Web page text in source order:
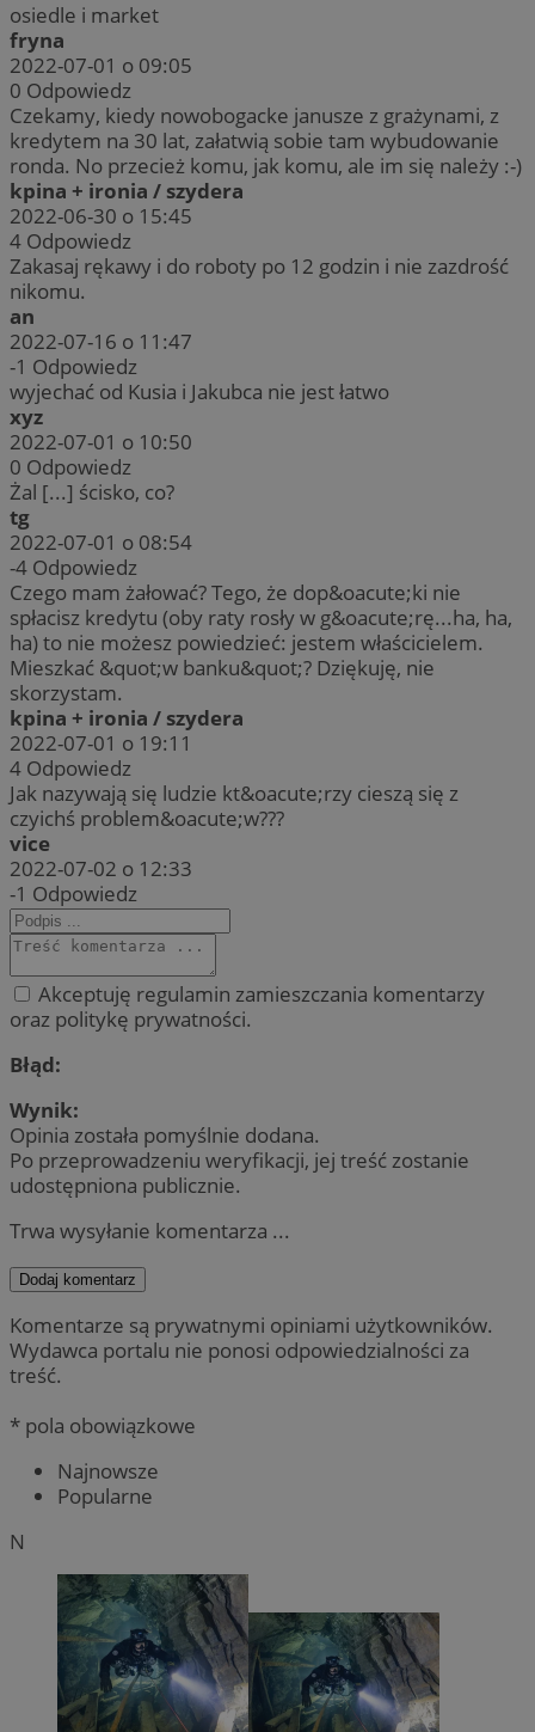
osiedle i market
fryna
2022-07-01 o 09:05
0 Odpowiedz
Czekamy, kiedy nowobogacke janusze z grażynami, z
kredytem na 30 lat, załatwią sobie tam wybudowanie
ronda. No przecież komu, jak komu, ale im się należy :-)
kpina + ironia / szydera
2022-06-30 o 15:45
4 Odpowiedz
Zakasaj rękawy i do roboty po 12 godzin i nie zazdrość
nikomu.
an
2022-07-16 o 11:47
-1 Odpowiedz
wyjechać od Kusia i Jakubca nie jest łatwo
xyz
2022-07-01 o 10:50
0 Odpowiedz
Żal [...] ścisko, co?
tg
2022-07-01 o 08:54
-4 Odpowiedz
Czego mam żałować? Tego, że dop&oacute;ki nie
spłacisz kredytu (oby raty rosły w g&oacute;rę...ha, ha,
ha) to nie możesz powiedzieć: jestem właścicielem.
Mieszkać &quot;w banku&quot;? Dziękuję, nie
skorzystam.
kpina + ironia / szydera
2022-07-01 o 19:11
4 Odpowiedz
Jak nazywają się ludzie kt&oacute;rzy cieszą się z
czyichś problem&oacute;w???
vice
2022-07-02 o 12:33
-1 Odpowiedz
Akceptuję regulamin zamieszczania komentarzy
oraz politykę prywatności.
Błąd:
Wynik:
Opinia została pomyślnie dodana.
Po przeprowadzeniu weryfikacji, jej treść zostanie
udostępniona publicznie.
Trwa wysyłanie komentarza ...
Dodaj komentarz
Komentarze są prywatnymi opiniami użytkowników.
Wydawca portalu nie ponosi odpowiedzialności za
treść.
* pola obowiązkowe
Najnowsze
Popularne
N